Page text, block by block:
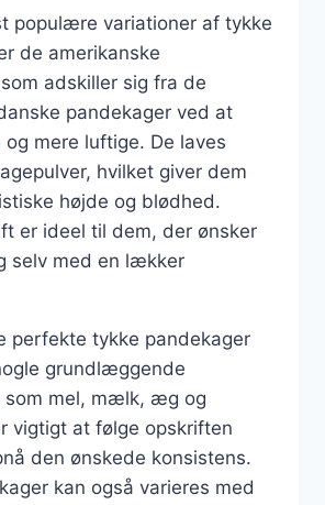
populære variationer af tykke
de amerikanske
adskiller sig fra de
pandekager ved at
mere luftige. De laves
hvilket giver dem
højde og blødhed.
er ideel til dem, der ønsker
selv med en lækker
perfekte tykke pandekager
grundlæggende
som mel, mælk, æg og
vigtigt at følge opskriften
den ønskede konsistens.
kan også varieres med